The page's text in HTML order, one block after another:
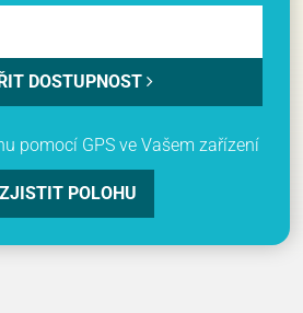
DOSTUPNOST
pomocí GPS ve Vašem zařízení
ZJISTIT POLOHU